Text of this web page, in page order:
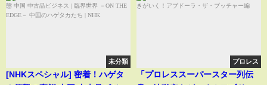
未分類
[NHKスペシャル] 密着！ハゲタ
プロレス
「プロレススーパースター列伝